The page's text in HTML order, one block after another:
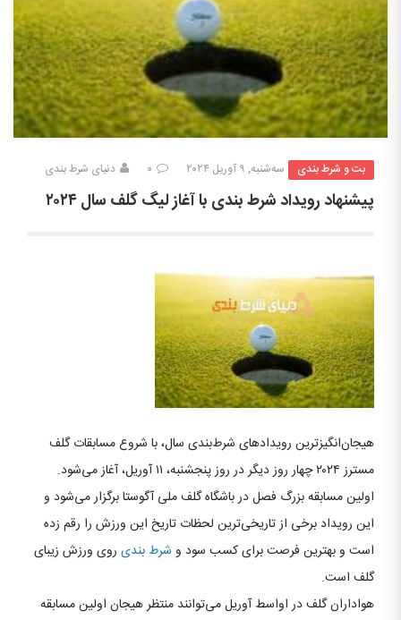
بت و شرط بندی سه‌شنبه, ۹ آوریل ۲۰۲۴ ۰ دنیای شرط بندی
پیشنهاد رویداد شرط بندی با آغاز لیگ گلف سال ۲۰۲۴
هیجان‌انگیزترین رویدادهای شرط‌بندی سال، با شروع مسابقات گلف
مسترز ۲۰۲۴ چهار روز دیگر در روز پنجشنبه، ۱۱ آوریل، آغاز می‌شود.
اولین مسابقه بزرگ فصل در باشگاه گلف ملی آگوستا برگزار می‌شود و
این رویداد برخی از تاریخی‌ترین لحظات تاریخ این ورزش را رقم زده
است و بهترین فرصت برای کسب سود و شرط بندی روی ورزش زیبای
گلف است.
هواداران گلف در اواسط آوریل می‌توانند منتظر هیجان اولین مسابقه